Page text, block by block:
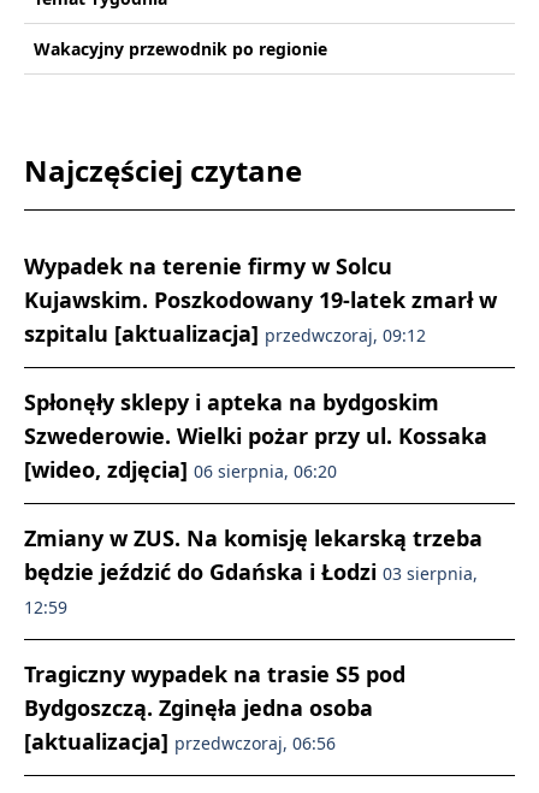
Wakacyjny przewodnik po regionie
Najczęściej czytane
Wypadek na terenie firmy w Solcu
Kujawskim. Poszkodowany 19-latek zmarł w
szpitalu [aktualizacja] przedwczoraj, 09:12
Spłonęły sklepy i apteka na bydgoskim
Szwederowie. Wielki pożar przy ul. Kossaka
[wideo, zdjęcia] 06 sierpnia, 06:20
Zmiany w ZUS. Na komisję lekarską trzeba
będzie jeździć do Gdańska i Łodzi 03 sierpnia,
12:59
Tragiczny wypadek na trasie S5 pod
Bydgoszczą. Zginęła jedna osoba
[aktualizacja] przedwczoraj, 06:56